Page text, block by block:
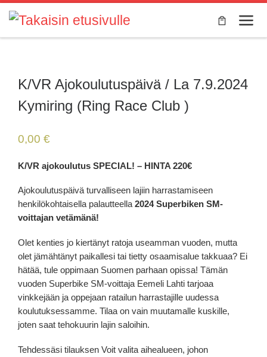
Skip to content
K/VR Ajokoulutuspäivä / La 7.9.2024
Kymiring (Ring Race Club )
0,00 €
K/VR ajokoulutus SPECIAL! – HINTA 220€
Ajokoulutuspäivä turvalliseen lajiin harrastamiseen
henkilökohtaisella palautteella2024 Superbiken SM-
voittajan vetämänä!
Olet kenties jo kiertänyt ratoja useamman vuoden, mutta
olet jämähtänyt paikallesi tai tietty osaamisalue takkuaa? Ei
hätää, tule oppimaan Suomen parhaan opissa! Tämän
vuoden Superbike SM-voittaja Eemeli Lahti tarjoaa
vinkkejään ja oppejaan ratailun harrastajille uudessa
koulutuksessamme. Tilaa on vain muutamalle kuskille,
joten saat tehokuurin lajin saloihin.
Tehdessäsi tilauksen Voit valita aihealueen, johon